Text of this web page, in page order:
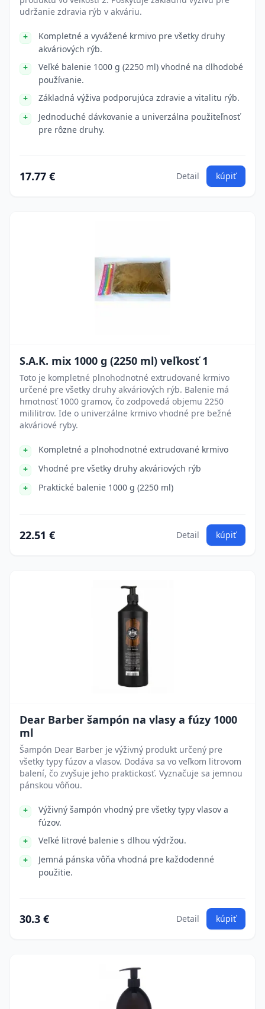
udržanie zdravia rýb v akváriu.
Kompletné a vyvážené krmivo pre všetky druhy
akváriových rýb.
Veľké balenie 1000 g (2250 ml) vhodné na dlhodobé
používanie.
Základná výživa podporujúca zdravie a vitalitu rýb.
Jednoduché dávkovanie a univerzálna použiteľnosť
pre rôzne druhy.
17.77 € Detail kúpiť
S.A.K. mix 1000 g (2250 ml) veľkosť 1
Toto je kompletné plnohodnotné extrudované krmivo
určené pre všetky druhy akváriových rýb. Balenie má
hmotnosť 1000 gramov, čo zodpovedá objemu 2250
mililitrov. Ide o univerzálne krmivo vhodné pre bežné
akváriové ryby.
Kompletné a plnohodnotné extrudované krmivo
Vhodné pre všetky druhy akváriových rýb
Praktické balenie 1000 g (2250 ml)
22.51 € Detail kúpiť
Dear Barber šampón na vlasy a fúzy 1000
ml
Šampón Dear Barber je výživný produkt určený pre
všetky typy fúzov a vlasov. Dodáva sa vo veľkom litrovom
balení, čo zvyšuje jeho praktickosť. Vyznačuje sa jemnou
pánskou vôňou.
Výživný šampón vhodný pre všetky typy vlasov a
fúzov.
Veľké litrové balenie s dlhou výdržou.
Jemná pánska vôňa vhodná pre každodenné
použitie.
30.3 € Detail kúpiť